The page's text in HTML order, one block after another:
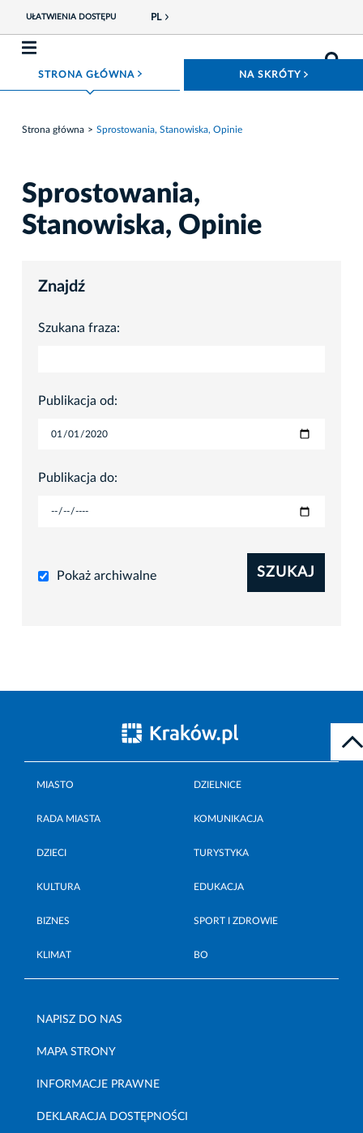
UŁATWIENIA DOSTĘPU PL
STRONA GŁÓWNA ROZWIŃ MENU NA SKRÓTY
Strona główna Sprostowania, Stanowiska, Opinie
Sprostowania,
Stanowiska, Opinie
Znajdź
Szukana fraza:
Publikacja od:
Publikacja do:
Pokaż archiwalne SZUKAJ
MIASTO DZIELNICE
RADA MIASTA KOMUNIKACJA
DZIECI TURYSTYKA
KULTURA EDUKACJA
BIZNES SPORT I ZDROWIE
KLIMAT BO
NAPISZ DO NAS
MAPA STRONY
INFORMACJE PRAWNE
DEKLARACJA DOSTĘPNOŚCI